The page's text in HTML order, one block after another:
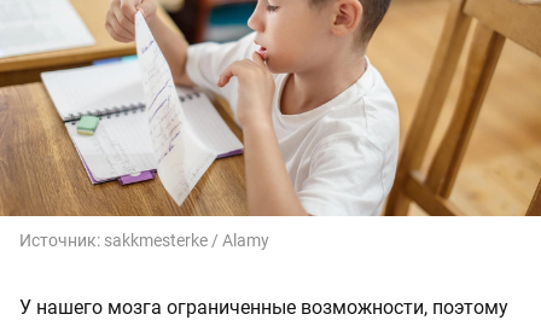
Источник: sakkmesterke / Alamy
У нашего мозга ограниченные возможности, поэтому